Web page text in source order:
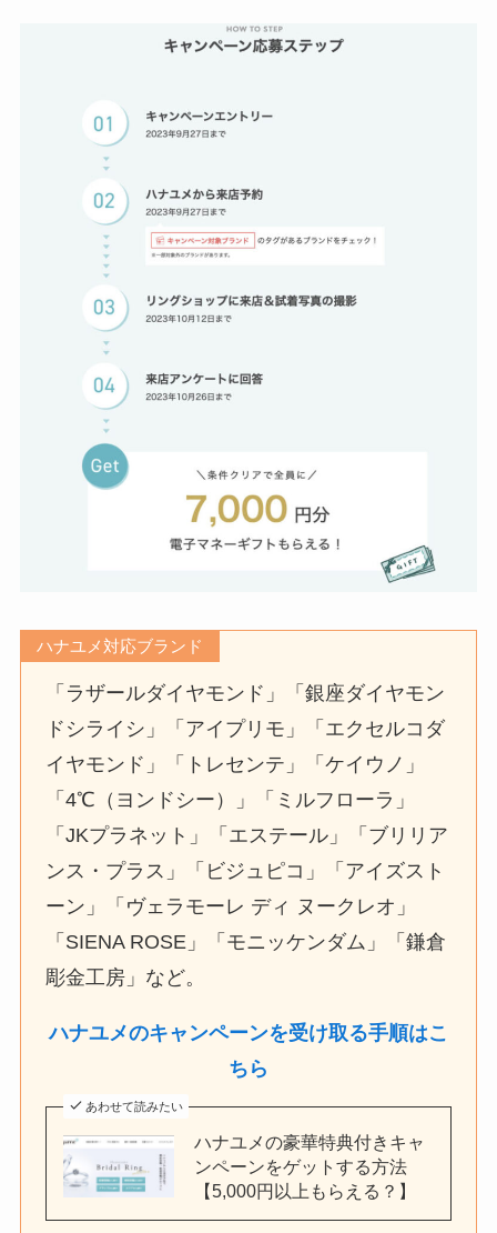
ハナユメ対応ブランド
「ラザールダイヤモンド」「銀座ダイヤモン
ドシライシ」「アイプリモ」「エクセルコダ
イヤモンド」「トレセンテ」「ケイウノ」
「4℃（ヨンドシー）」「ミルフローラ」
「JKプラネット」「エステール」「ブリリア
ンス・プラス」「ビジュピコ」「アイズスト
ーン」「ヴェラモーレ ディ ヌークレオ」
「SIENA ROSE」「モニッケンダム」「鎌倉
彫金工房」など。
ハナユメのキャンペーンを受け取る手順はこ
ちら
あわせて読みたい
ハナユメの豪華特典付きキャ
ンペーンをゲットする方法
【5,000円以上もらえる？】